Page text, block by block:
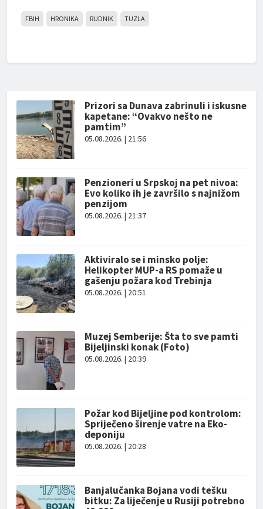
FBIH HRONIKA RUDNIK TUZLA
Prizori sa Dunava zabrinuli i iskusne
kapetane: “Ovakvo nešto ne
pamtim”
05.08.2026. | 21:56
Penzioneri u Srpskoj na pet nivoa:
Evo koliko ih je završilo s najnižom
penzijom
05.08.2026. | 21:37
Aktiviralo se i minsko polje:
Helikopter MUP-a RS pomaže u
gašenju požara kod Trebinja
05.08.2026. | 20:51
Muzej Semberije: Šta to sve pamti
Bijeljinski konak (Foto)
05.08.2026. | 20:39
Požar kod Bijeljine pod kontrolom:
Spriječeno širenje vatre na Eko-
deponiju
05.08.2026. | 20:28
Banjalučanka Bojana vodi tešku
bitku: Za liječenje u Rusiji potrebno